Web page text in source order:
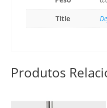
Title
Produtos